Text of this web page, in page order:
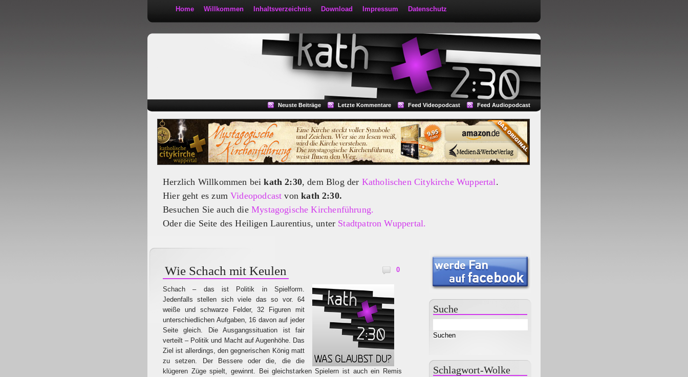
Home Willkommen Inhaltsverzeichnis Download Impressum Datenschutz
Neuste Beiträge Letzte Kommentare Feed Videopodcast Feed Audiopodcast
Herzlich Willkommen beikath 2:30, dem Blog der Katholischen Citykirche Wuppertal.
Hier geht es zumVideopodcast vonkath 2:30.
Besuchen Sie auch die Mystagogische Kirchenführung.
Oder die Seite des Heiligen Laurentius, unter Stadtpatron Wuppertal.
Wie Schach mit Keulen 0
Schach – das ist Politik in Spielform.
Jedenfalls stellen sich viele das so vor. 64
weiße und schwarze Felder, 32 Figuren mit
unterschiedlichen Aufgaben, 16 davon auf jeder
Seite gleich. Die Ausgangssituation ist fair
verteilt – Politik und Macht auf Augenhöhe. Das
Ziel ist allerdings, den gegnerischen König matt
zu setzen. Der Bessere oder die, die die
klügeren Züge spielt, gewinnt. Bei gleichstarken Spielern ist auch ein Remis
Suche
Schlagwort-Wolke